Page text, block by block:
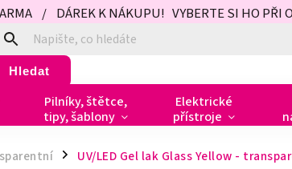
/ DÁREK K NÁKUPU! VYBERTE SI HO PŘI
Hledat
Pilníky, štětce,
tipy, šablony
Elektrické
přístroje
/ UV/LED Gel lak Glass Yellow -